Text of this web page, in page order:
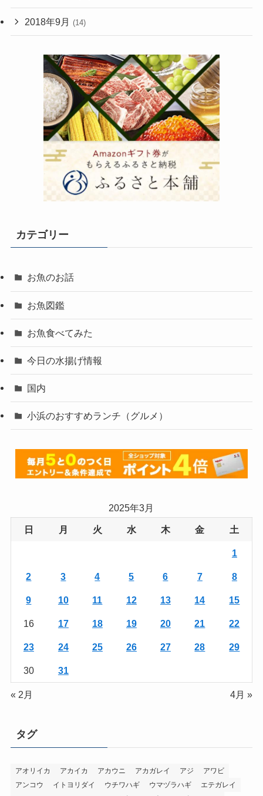
2018年9月 (14)
カテゴリー
お魚のお話
お魚図鑑
お魚食べてみた
今日の水揚げ情報
国内
小浜のおすすめランチ（グルメ）
2025年3月
日 月 火 水 木 金 土
1
2 3 4 5 6 7 8
9 10 11 12 13 14 15
16 17 18 19 20 21 22
23 24 25 26 27 28 29
30 31
« 2月 4月 »
タグ
アオリイカ アカイカ アカウニ アカガレイ アジ
アワビ
アンコウ
イトヨリダイ ウチワハギ ウマヅラハギ
エテガレイ